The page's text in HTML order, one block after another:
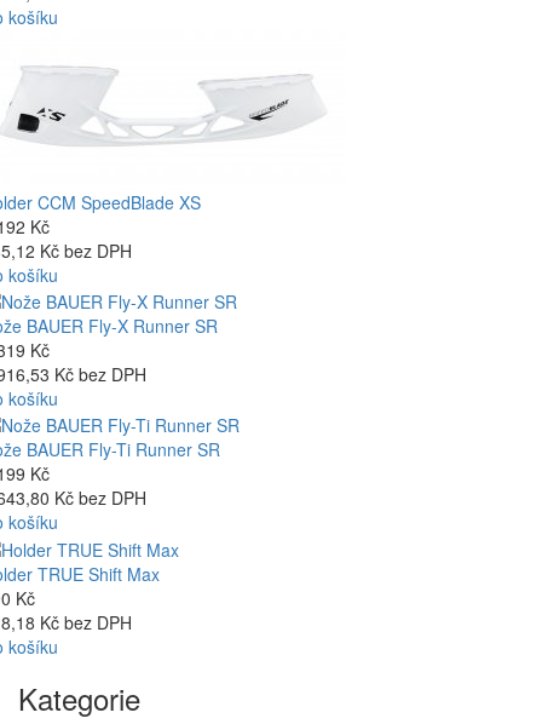
košíku
CCM SpeedBlade XS
Kč
Kč bez DPH
košíku
BAUER Fly-X Runner SR
Kč
Kč bez DPH
košíku
BAUER Fly-Ti Runner SR
Kč
Kč bez DPH
košíku
TRUE Shift Max
Kč
Kč bez DPH
košíku
Kategorie